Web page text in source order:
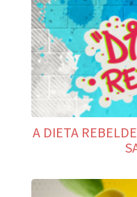
A DIETA